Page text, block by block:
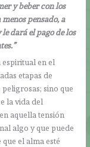
y beber con los
pensado, a
dará el pago de los
espiritual en el
etapas de
sino que
la vida del
aquella tensión
algo y que puede
el alma esté